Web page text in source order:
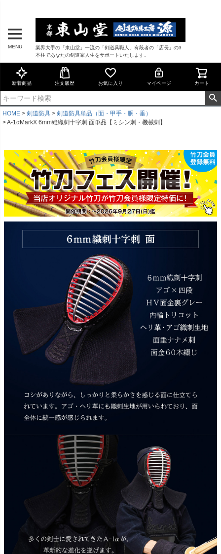
MENU
業界大手の「東山堂」一流の「剣道具職人」有段者の「店長」の3
本柱であなたの剣道家人生をサポートいたします。
新着商品 注文履歴 お気に入り マイページ カート
HOME 剣道防具
剣道防具単品（面・甲手・胴・垂）
A-1αMarkX 6mm総織刺十字刺 面単品【ミシン刺・機械刺】